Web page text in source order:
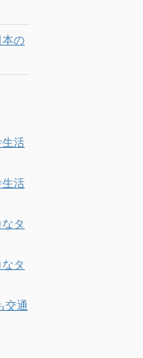
の
活
活
タ
タ
交通